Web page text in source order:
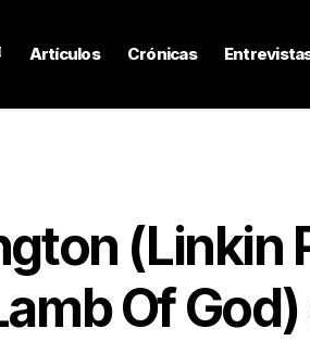
Artículos Crónicas
(Linkin
Of